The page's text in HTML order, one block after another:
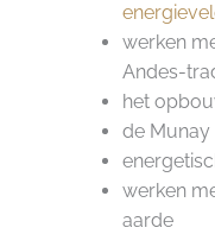
werken
Andes-
het
de Munay
werken
aarde